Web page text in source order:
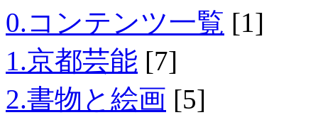
0.コンテンツ一覧 [1]
1.京都芸能 [7]
2.書物と絵画 [5]